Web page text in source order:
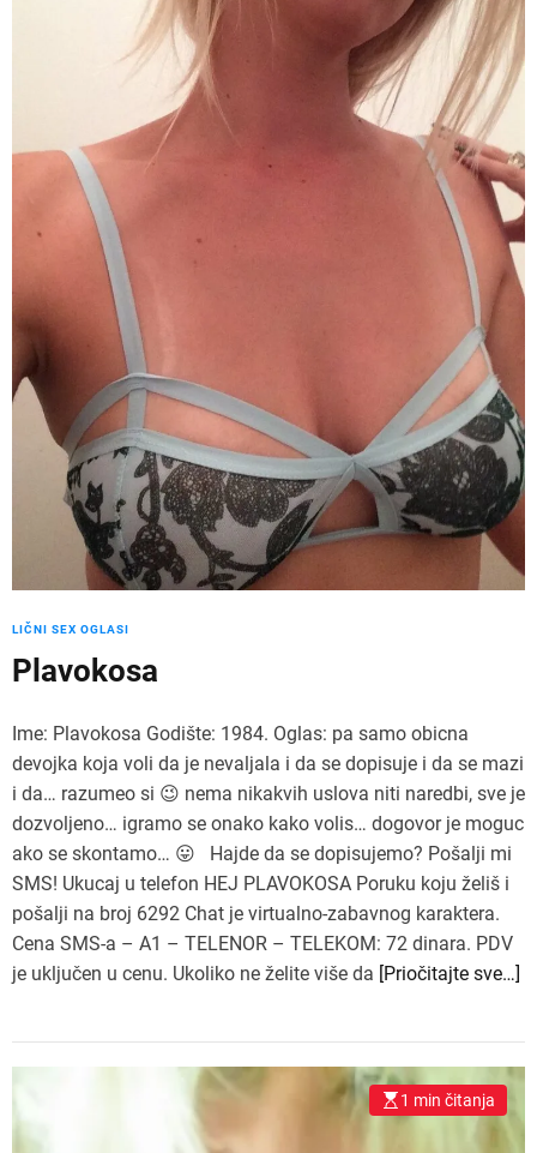
LIČNI SEX OGLASI
Plavokosa
Ime: Plavokosa Godište: 1984. Oglas: pa samo obicna
devojka koja voli da je nevaljala i da se dopisuje i da se mazi
i da… razumeo si 😉 nema nikakvih uslova niti naredbi, sve je
dozvoljeno… igramo se onako kako volis… dogovor je moguc
ako se skontamo… 😛 Hajde da se dopisujemo? Pošalji mi
SMS! Ukucaj u telefon HEJ PLAVOKOSA Poruku koju želiš i
pošalji na broj 6292 Chat je virtualno-zabavnog karaktera.
Cena SMS-a – A1 – TELENOR – TELEKOM: 72 dinara. PDV
je uključen u cenu. Ukoliko ne želite više da [Priočitajte sve…]
1 min čitanja